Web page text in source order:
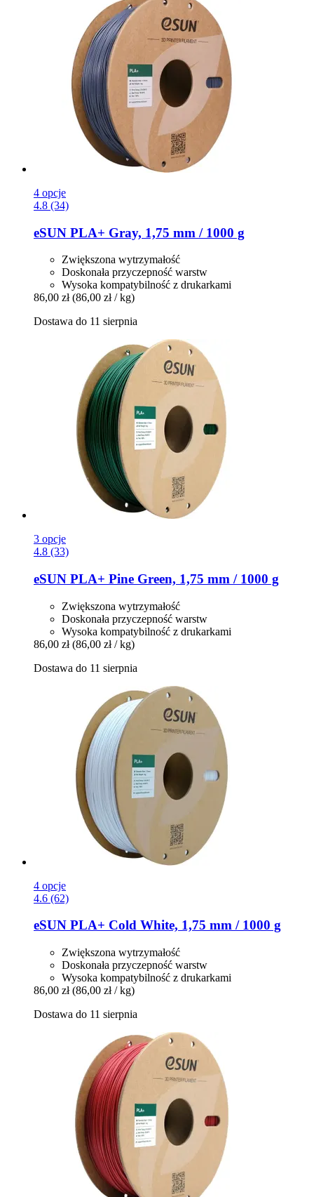
4 opcje
4.8 (34)
eSUN PLA+ Gray, 1,75 mm / 1000 g
Zwiększona wytrzymałość
Doskonała przyczepność warstw
Wysoka kompatybilność z drukarkami
86,00 zł (86,00 zł / kg)
Dostawa do 11 sierpnia
3 opcje
4.8 (33)
eSUN PLA+ Pine Green, 1,75 mm / 1000 g
Zwiększona wytrzymałość
Doskonała przyczepność warstw
Wysoka kompatybilność z drukarkami
86,00 zł (86,00 zł / kg)
Dostawa do 11 sierpnia
4 opcje
4.6 (62)
eSUN PLA+ Cold White, 1,75 mm / 1000 g
Zwiększona wytrzymałość
Doskonała przyczepność warstw
Wysoka kompatybilność z drukarkami
86,00 zł (86,00 zł / kg)
Dostawa do 11 sierpnia